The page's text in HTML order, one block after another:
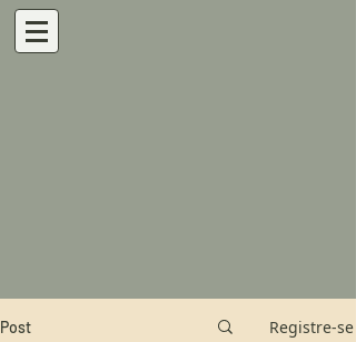
Post Registre-se